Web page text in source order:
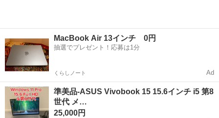
MacBook Air 13インチ 0円
抽選でプレゼント！応募は1分
くらしノート Ad
準美品-ASUS Vivobook 15 15.6インチ i5 第8
世代 メ…
25,000円